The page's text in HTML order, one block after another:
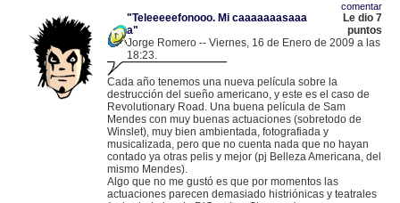
comentar
"Teleeeeefonooo. Mi caaaaaaasaaa
a"
Le dio 7
puntos
Jorge Romero -- Viernes, 16 de Enero de 2009 a las
18:23.
Cada año tenemos una nueva película sobre la
destrucción del sueño americano, y este es el caso de
Revolutionary Road. Una buena película de Sam
Mendes con muy buenas actuaciones (sobretodo de
Winslet), muy bien ambientada, fotografiada y
musicalizada, pero que no cuenta nada que no hayan
contado ya otras pelis y mejor (pj Belleza Americana, del
mismo Mendes).
Algo que no me gustó es que por momentos las
actuaciones parecen demasiado histriónicas y teatrales